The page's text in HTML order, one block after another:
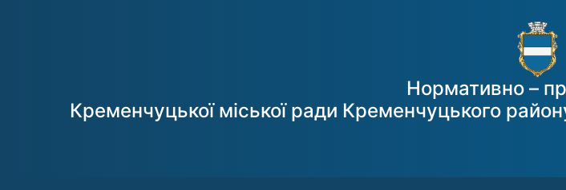
Нормативно –
Кременчуцької міської ради Кременчуцького